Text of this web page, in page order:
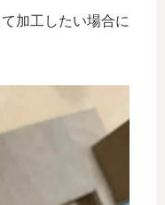
加工したい場合に